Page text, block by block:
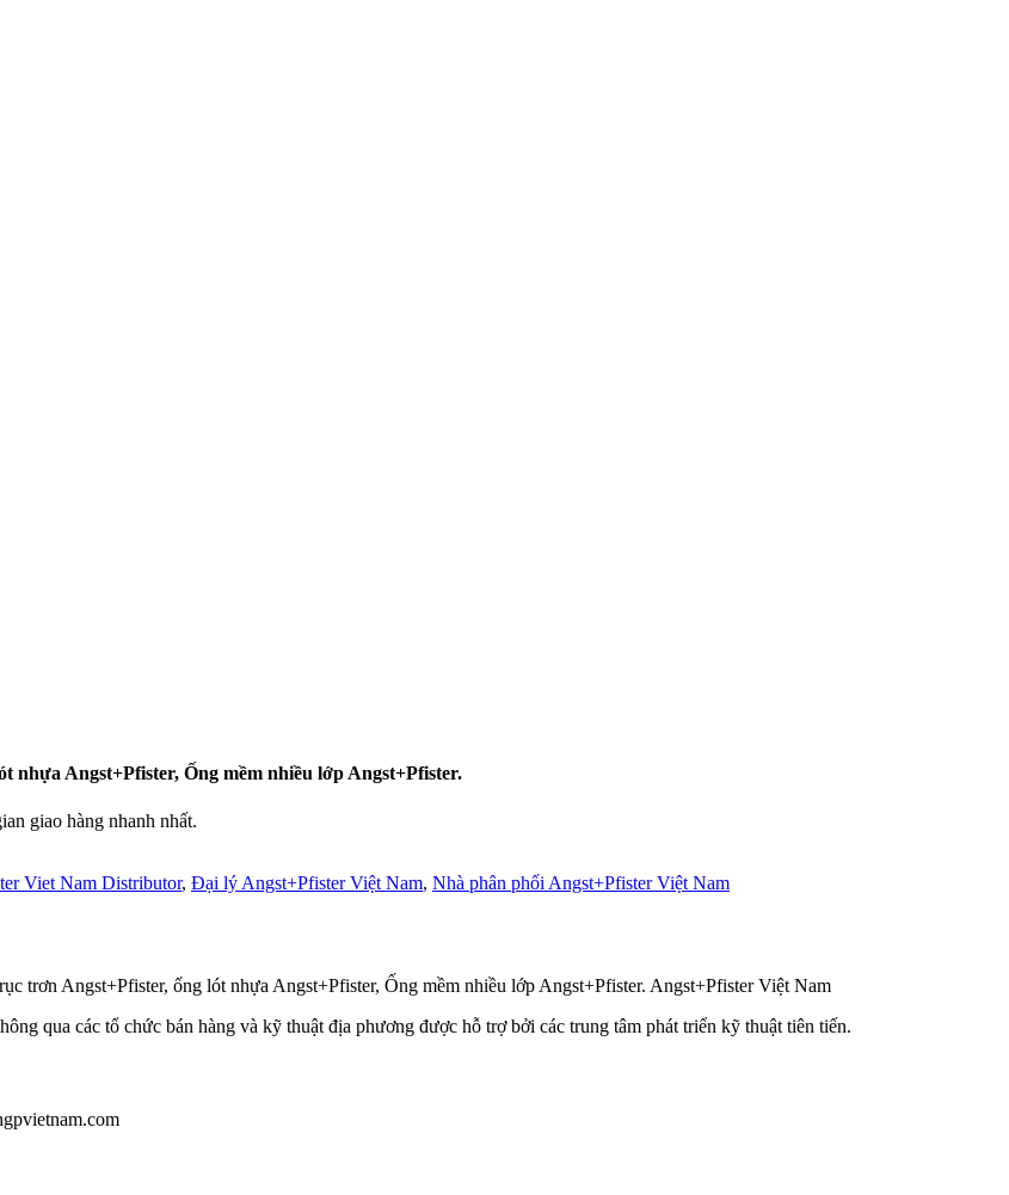
nhựa Angst+Pfister, Ống mềm nhiều lớp Angst+Pfister.
giao hàng nhanh nhất.
Viet Nam Distributor, Đại lý Angst+Pfister Việt Nam, Nhà phân phối Angst+Pfister Việt Nam
trơn Angst+Pfister, ống lót nhựa Angst+Pfister, Ống mềm nhiều lớp Angst+Pfister. Angst+Pfister Việt Nam
qua các tổ chức bán hàng và kỹ thuật địa phương được hỗ trợ bởi các trung tâm phát triển kỹ thuật tiên tiến.